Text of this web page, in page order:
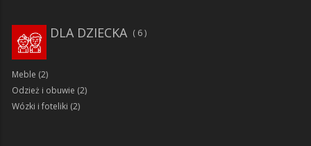
6
DLA DZIECKA
Meble (2)
Odzież i obuwie (2)
Wózki i foteliki (2)